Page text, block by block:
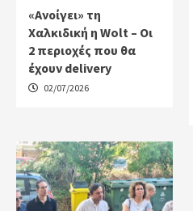
«Ανοίγει» τη
Χαλκιδική η Wolt – Οι
2 περιοχές που θα
έχουν delivery
02/07/2026